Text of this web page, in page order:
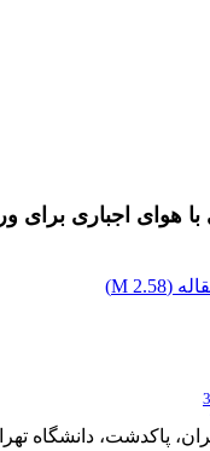
هوای اجباری برای
(
2.58 M
)
3
پاکدشت‌، دانشگاه